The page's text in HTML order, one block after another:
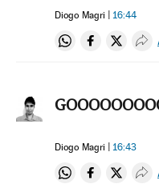
Diogo Magri 16:44
Compartir en
Compartir
Diogo Magri 16:43
Compartir en
Compartir